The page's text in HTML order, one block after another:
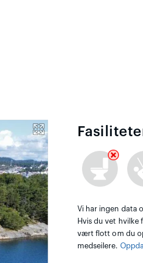
Vi har ingen data
Hvis du vet hvilke
vært flott om du
medseilere.